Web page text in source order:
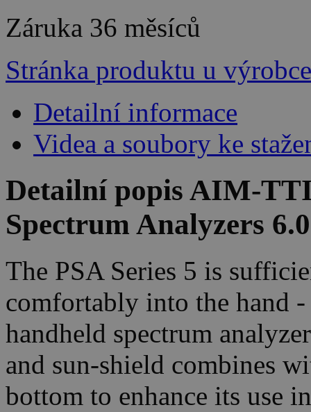
Záruka 36 měsíců
Stránka produktu u výrobce
Detailní informace
Videa a soubory ke
Detailní popis AIM-
Spectrum Analyzers
The PSA Series 5 is
comfortably into the hand
handheld spectrum
and sun-shield combines
bottom to enhance its use